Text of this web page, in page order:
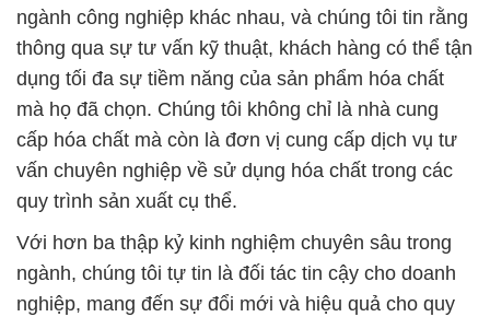
ngành công nghiệp khác nhau, và chúng tôi tin rằng
thông qua sự tư vấn kỹ thuật, khách hàng có thể tận
dụng tối đa sự tiềm năng của sản phẩm hóa chất
mà họ đã chọn. Chúng tôi không chỉ là nhà cung
cấp hóa chất mà còn là đơn vị cung cấp dịch vụ tư
vấn chuyên nghiệp về sử dụng hóa chất trong các
quy trình sản xuất cụ thể.
Với hơn ba thập kỷ kinh nghiệm chuyên sâu trong
ngành, chúng tôi tự tin là đối tác tin cậy cho doanh
nghiệp, mang đến sự đổi mới và hiệu quả cho quy